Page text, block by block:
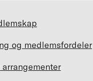
og medlemsfordeler
arrangementer